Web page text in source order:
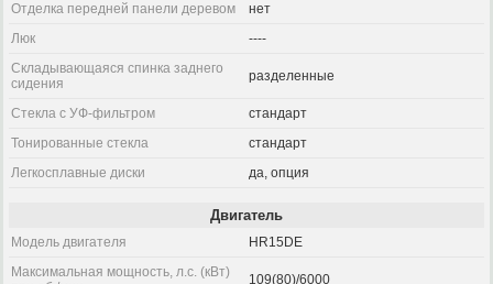
Отделка передней панели деревом
нет
Люк
----
Складывающаяся спинка заднего
сидения
разделенные
Стекла с УФ-фильтром
стандарт
Тонированные стекла
стандарт
Легкосплавные диски
да, опция
Двигатель
Модель двигателя
HR15DE
Максимальная мощность, л.с. (кВт)
109(80)/6000